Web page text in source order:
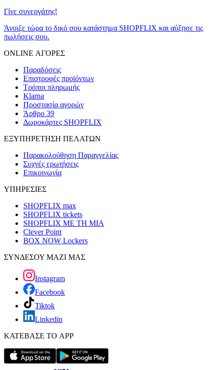
Γίνε συνεργάτης!
Άνοιξε τώρα το δικό σου κατάστημα SHOPFLIX και αύξησε τις
πωλήσεις σου.
ONLINE ΑΓΟΡΕΣ
Παραδόσεις
Επιστροφές προϊόντων
Τρόποι πληρωμής
Klarna
Προστασία αγορών
Άρθρο 39
Δωροκάρτες SHOPFLIX
ΕΞΥΠΗΡΕΤΗΣΗ ΠΕΛΑΤΩΝ
Παρακολούθηση Παραγγελίας
Συχνές ερωτήσεις
Επικοινωνία
ΥΠΗΡΕΣΙΕΣ
SHOPFLIX max
SHOPFLIX tickets
SHOPFLIX ΜΕ ΤΗ ΜΙΑ
Clever Point
BOX NOW Lockers
ΣΥΝΔΕΣΟΥ ΜΑΖΙ ΜΑΣ
Instagram
Facebook
Tiktok
Linkedin
ΚΑΤΕΒΑΣΕ ΤΟ APP